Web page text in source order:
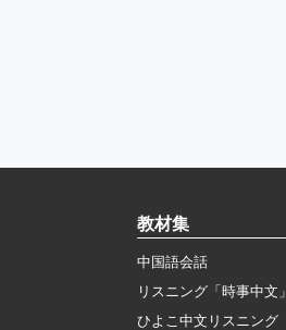
教材集
中国語会話
リスニング「時事中文」
ひよこ中文リスニング